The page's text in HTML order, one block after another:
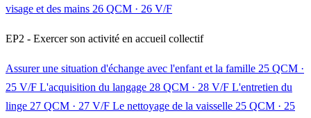
visage et des mains 26 QCM · 26 V/F
EP2 - Exercer son activité en accueil collectif
Assurer une situation d'échange avec l'enfant et la famille 25 QCM ·
25 V/F L'acquisition du langage 28 QCM · 28 V/F L'entretien du
linge 27 QCM · 27 V/F Le nettoyage de la vaisselle 25 QCM · 25